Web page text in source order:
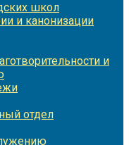
школ
и канонизации
и
отдел